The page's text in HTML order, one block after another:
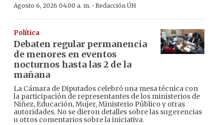
Agosto 6, 2026 04:00 a. m. · Redacción ÚH
Política
Debaten regular permanencia
de menores en eventos
nocturnos hasta las 2 de la
mañana
La Cámara de Diputados celebró una mesa técnica con
la participación de representantes de los ministerios de
Niñez, Educación, Mujer, Ministerio Público y otras
autoridades. No se dieron detalles sobre las sugerencias
u otros comentarios sobre la iniciativa.